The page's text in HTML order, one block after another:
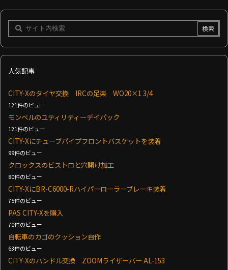
人気記事
CITY-Xのタイヤ交換 IRCの足楽 WO20×1 3/4
121件のビュー
モンベルのユティリティーデイパック
121件のビュー
CITY-Xにチューブパイプフロントバスケットを装着
99件のビュー
クロックスのビストロと穴開け加工
80件のビュー
CITY-XにBR-C6000-Rハイパーローラーブレーキ装着
75件のビュー
PAS CITY-Xを購入
70件のビュー
自転車のカゴのクッション自作
63件のビュー
CITY-Xのハンドル交換 ZOOMライザーバー AL-153